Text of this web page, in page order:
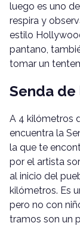
luego es uno
respira y
estilo
pantano,
tomar un
Senda
A 4 kilómetros
encuentra la
la que te
por el artista
al inicio del
kilómetros. Es
pero no con
tramos son un